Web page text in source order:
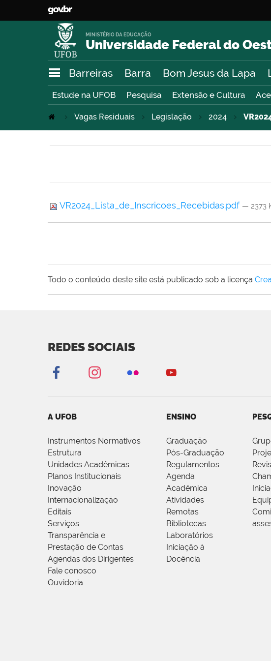
Universidade Federal do
MINISTÉRIO DA EDUCAÇÃO
Barreiras Barra Bom Jesus da Lapa
Estude na UFOB Pesquisa Extensão e Cultura
Vagas Residuais Legislação 2024
VR2024_Lista_de_Inscricoes_Recebidas.pdf — 2373
Todo o conteúdo deste site está publicado sob a licença
REDES SOCIAIS
A UFOB
Instrumentos Normativos
Estrutura
Unidades Acadêmicas
Planos Institucionais
Inovação
Internacionalização
Editais
Serviços
Transparência e
Prestação de Contas
Agendas dos Dirigentes
Fale conosco
Ouvidoria
ENSINO
Graduação
Pós-Graduação
Regulamentos
Agenda
Acadêmica
Atividades
Remotas
Bibliotecas
Laboratórios
Iniciação à
Docência